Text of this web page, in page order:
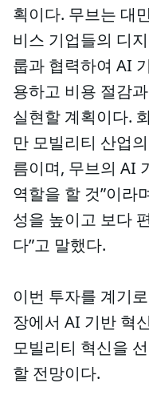
획이다. 무브는 대
비스 기업들의 디
룹과 협력하여 AI
용하고 비용 절감
실현할 계획이다.
만 모빌리티 산업
름이며, 무브의 AI
역할을 할 것”이라
성을 높이고 보다
다”고 말했다.
이번 투자를 계기
장에서 AI 기반 혁
모빌리티 혁신을
할 전망이다.